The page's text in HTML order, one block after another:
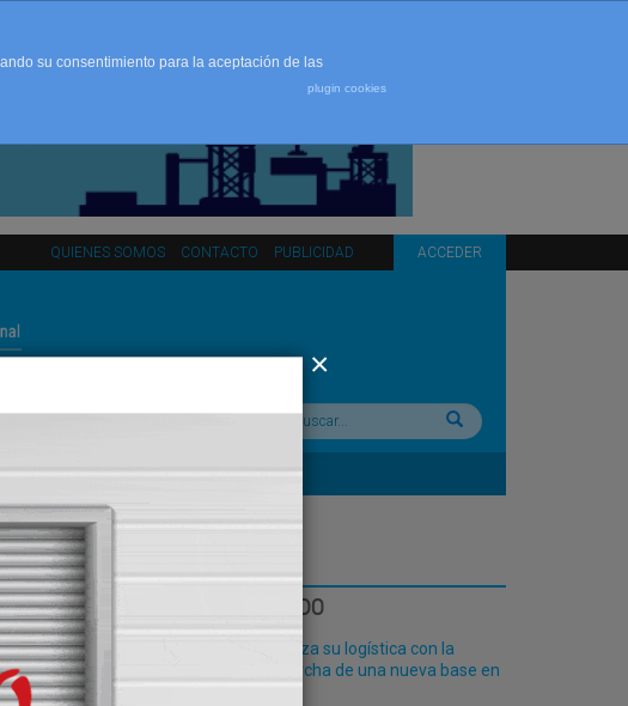
QUIENES SOMOS CONTACTO PUBLICIDAD ACCEDER
Buscar:
en
LO MÁS LEÍDO
Fribasa refuerza su logística con la
puesta en marcha de una nueva base en
su consentimiento para la aceptación de las
plugin cookies